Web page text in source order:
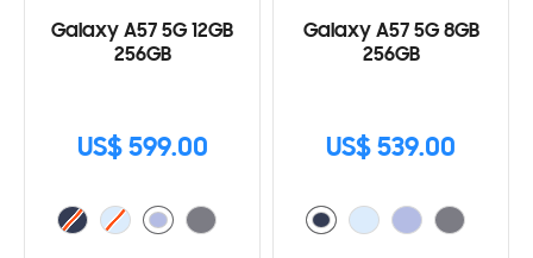
Galaxy A57 5G 12GB
256GB
US$ 599.00
Galaxy A57 5G 8GB
256GB
US$ 539.00